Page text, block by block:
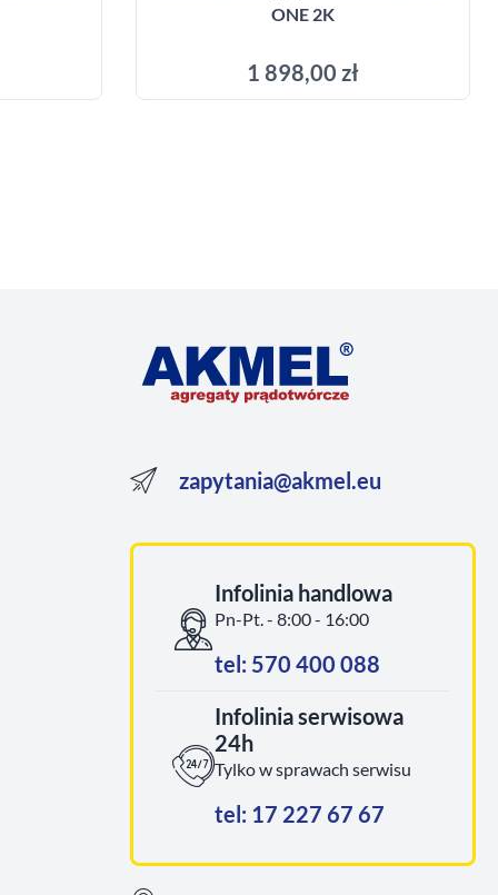
ONE 2K
1 898,00 zł
zapytania@akmel.eu
Infolinia handlowa
Pn-Pt. - 8:00 - 16:00
tel: 570 400 088
Infolinia serwisowa
24h
Tylko w sprawach serwisu
tel: 17 227 67 67